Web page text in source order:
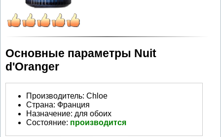
Основные параметры Nuit
d'Oranger
Производитель: Chloe
Страна: Франция
Назначение: для обоих
Состояние: производится